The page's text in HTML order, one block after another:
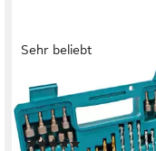
Sehr beliebt
MAKITA
Bohrer- und Bitset B-
teilig, inkl.
(64)